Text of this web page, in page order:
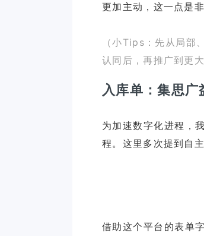
更加主动，这一点是非
（小Tips：先从局部
认同后，再推广到更
入库单：集思广
为加速数字化进程，
程。这里多次提到自
借助这个平台的表单